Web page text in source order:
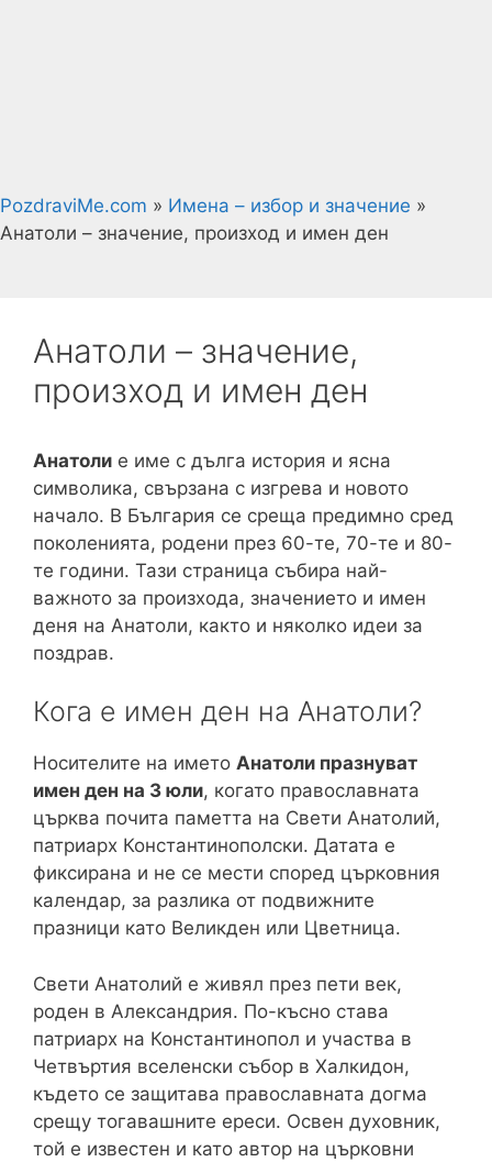
PozdraviMe.com » Имена – избор и значение »
Анатоли – значение, произход и имен ден
Анатоли – значение,
произход и имен ден
Анатоли е име с дълга история и ясна
символика, свързана с изгрева и новото
начало. В България се среща предимно сред
поколенията, родени през 60-те, 70-те и 80-
те години. Тази страница събира най-
важното за произхода, значението и имен
деня на Анатоли, както и няколко идеи за
поздрав.
Кога е имен ден на Анатоли?
Носителите на името Анатоли празнуват
имен ден на 3 юли, когато православната
църква почита паметта на Свети Анатолий,
патриарх Константинополски. Датата е
фиксирана и не се мести според църковния
календар, за разлика от подвижните
празници като Великден или Цветница.
Свети Анатолий е живял през пети век,
роден в Александрия. По-късно става
патриарх на Константинопол и участва в
Четвъртия вселенски събор в Халкидон,
където се защитава православната догма
срещу тогавашните ереси. Освен духовник,
той е известен и като автор на църковни